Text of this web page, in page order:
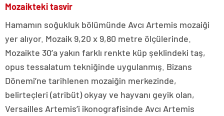
Mozaikteki tasvir
Hamamın soğukluk bölümünde Avcı Artemis mozaiği
yer alıyor. Mozaik 9,20 x 9,80 metre ölçülerinde.
Mozaikte 30’a yakın farklı renkte küp şeklindeki taş,
opus tessalatum tekniğinde uygulanmış. Bizans
Dönemi’ne tarihlenen mozaiğin merkezinde,
belirteçleri (atribüt) okyay ve hayvanı geyik olan,
Versailles Artemis’i ikonografisinde Avcı Artemis